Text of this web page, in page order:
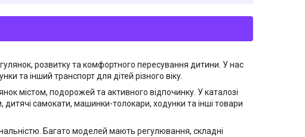
розвитку та комфортного пересування дитини. У нас
та інший транспорт для дітей різного віку.
містом, подорожей та активного відпочинку. У каталозі
дитячі самокати, машинки-толокари, ходунки та інші товари
Багато моделей мають регулювання, складні